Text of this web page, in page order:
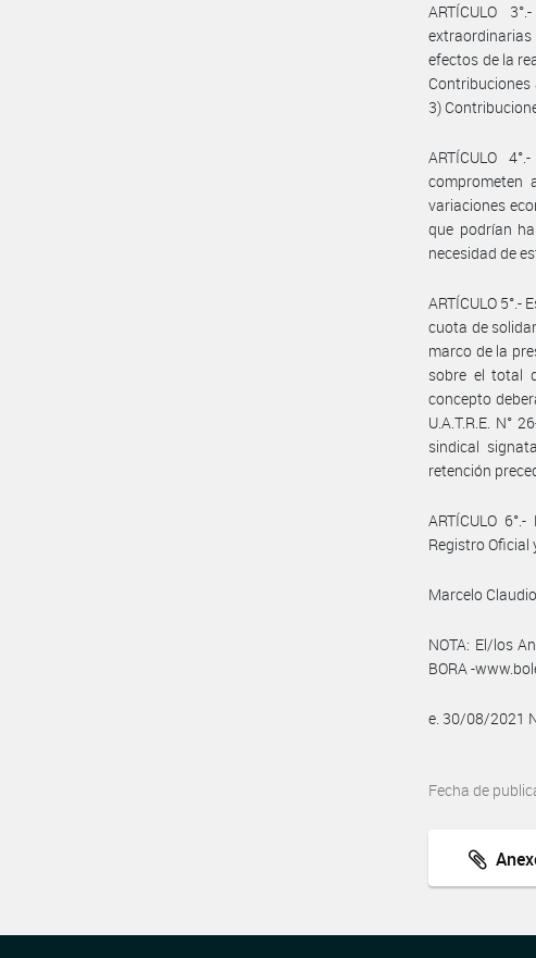
ARTÍCULO
efectos de la
Contribuciones
3)
ARTÍCULO
comprometen
variaciones
que podrían
necesidad de
ARTÍCULO
cuota de
marco de la
sobre el total
concepto
U.A.T.R.E. N°
sindical
retención
ARTÍCULO
Registro Oficial
Marcelo
NOTA: El/los
BORA -
e. 30/08/2021
Fecha de